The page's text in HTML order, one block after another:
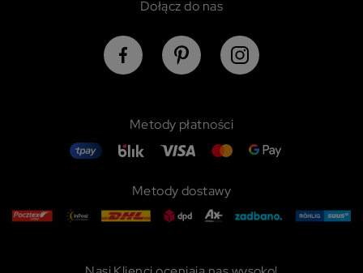
Dołącz do nas
Metody płatności
Metody dostawy